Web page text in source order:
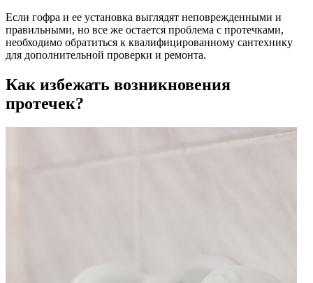
Если гофра и ее установка выглядят неповрежденными и
правильными, но все же остается проблема с протечками,
необходимо обратиться к квалифицированному сантехнику
для дополнительной проверки и ремонта.
Как избежать возникновения
протечек?